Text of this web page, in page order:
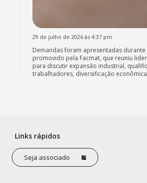
29 de julho de 2026 às 4:37 pm
Demandas foram apresentadas durante
promovido pela Facmat, que reuniu
para discutir expansão industrial,
trabalhadores, diversificação
Links rápidos
Seja associado